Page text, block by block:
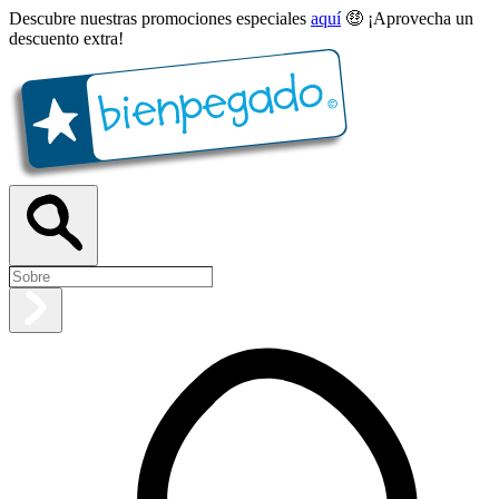
Descubre nuestras promociones especiales aquí🤑 ¡Aprovecha un
descuento extra!